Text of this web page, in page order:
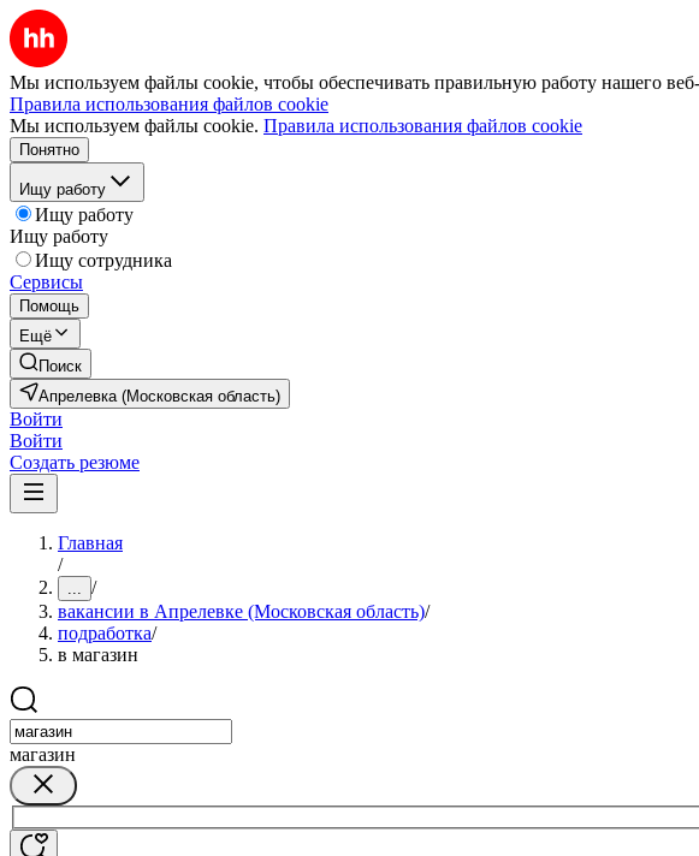
Мы используем файлы cookie, чтобы обеспечивать правильную работу нашего веб-
Правила использования файлов cookie
Мы используем файлы cookie. Правила использования файлов cookie
Понятно
Ищу работу
Ищу работу
Ищу работу
Ищу сотрудника
Сервисы
Помощь
Ещё
Поиск
Апрелевка (Московская область)
Войти
Войти
Создать резюме
Главная
/
... /
вакансии в Апрелевке (Московская область)/
подработка/
в магазин
магазин